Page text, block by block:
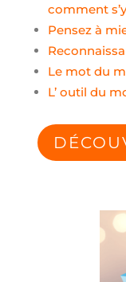
comment
Pensez à
Le mot du
L’ outil du